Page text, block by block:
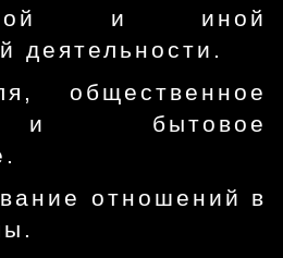
и иной
деятельности.
общественное
и бытовое
отношений в